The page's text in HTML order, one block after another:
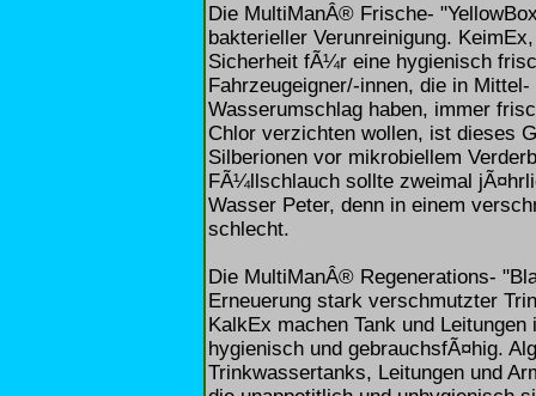
Die MultiManÂ® Frische-
bakterieller Verunreinigung.
Sicherheit fÃ¼r eine hygienisch
Fahrzeugeigner/-innen, die in
Wasserumschlag haben, immer
Chlor verzichten wollen, ist dieses
Silberionen vor mikrobiellem
FÃ¼llschlauch sollte zweimal
Wasser Peter, denn in einem
schlecht.
Die MultiManÂ® Regenerations-
Erneuerung stark verschmutzter
KalkEx machen Tank und
hygienisch und gebrauchsfÃ¤hig.
Trinkwassertanks, Leitungen und